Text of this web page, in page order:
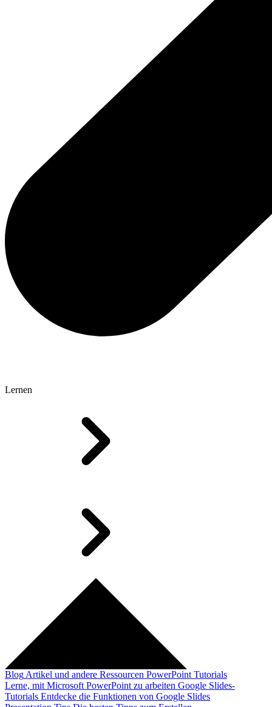
Lernen
Blog Artikel und andere Ressourcen PowerPoint Tutorials
Lerne, mit Microsoft PowerPoint zu arbeiten Google Slides-
Tutorials Entdecke die Funktionen von Google Slides